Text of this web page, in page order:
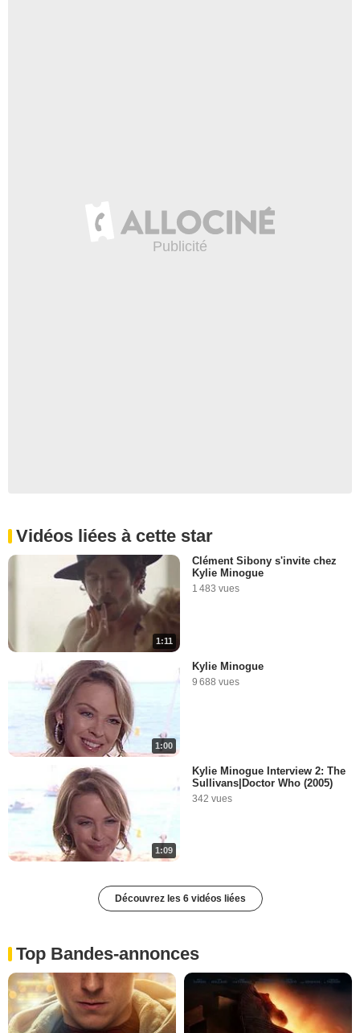
Vidéos liées à cette star
1:11
Clément Sibony s'invite chez
Kylie Minogue
1 483 vues
1:00
Kylie Minogue
9 688 vues
1:09
Kylie Minogue Interview 2: The
Sullivans|Doctor Who (2005)
342 vues
Découvrez les 6 vidéos liées
Top Bandes-annonces